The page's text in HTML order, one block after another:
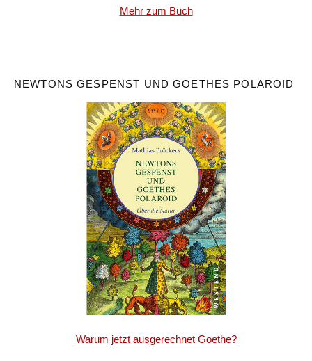
Mehr zum Buch
NEWTONS GESPENST UND GOETHES POLAROID
Warum jetzt ausgerechnet Goethe?